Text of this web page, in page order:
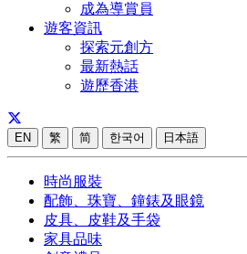
成為導賞員
遊客資訊
探索元創方
最新熱話
遊歷香港
EN 繁 简 한국어 日本語
時尚服裝
配飾、珠寶、鐘錶及眼鏡
皮具、皮鞋及手袋
家具品味